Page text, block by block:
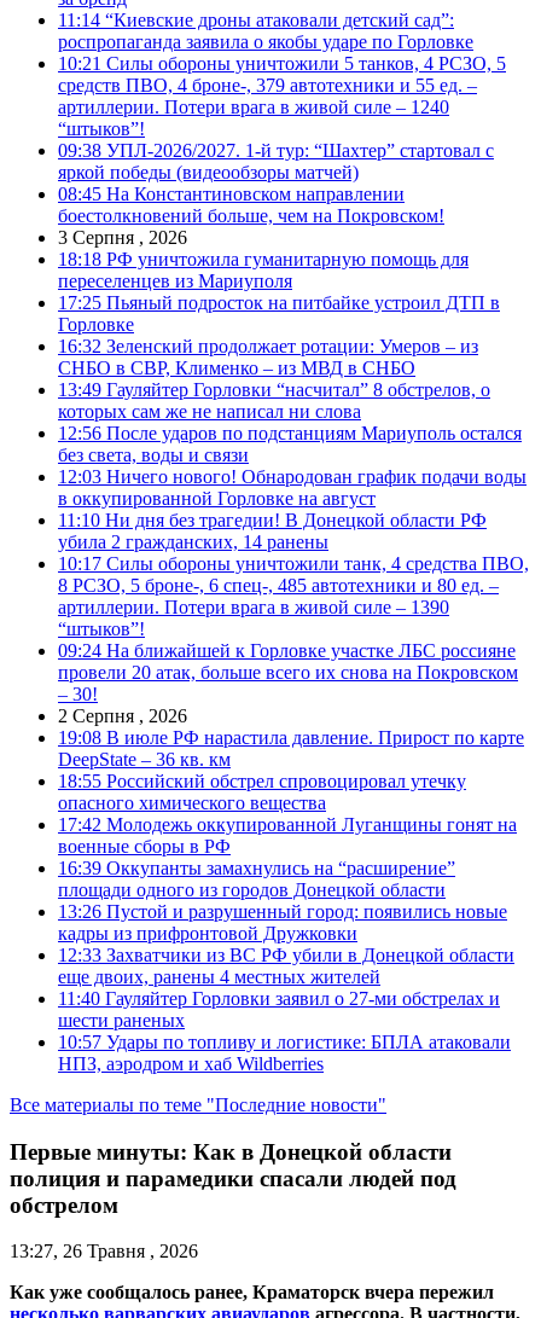
11:14 “Киевские дроны атаковали детский сад”:
роспропаганда заявила о якобы ударе по Горловке
10:21 Силы обороны уничтожили 5 танков, 4 РСЗО, 5
средств ПВО, 4 броне-, 379 автотехники и 55 ед. –
артиллерии. Потери врага в живой силе – 1240
“штыков”!
09:38 УПЛ-2026/2027. 1-й тур: “Шахтер” стартовал с
яркой победы (видеообзоры матчей)
08:45 На Константиновском направлении
боестолкновений больше, чем на Покровском!
3 Серпня , 2026
18:18 РФ уничтожила гуманитарную помощь для
переселенцев из Мариуполя
17:25 Пьяный подросток на питбайке устроил ДТП в
Горловке
16:32 Зеленский продолжает ротации: Умеров – из
СНБО в СВР, Клименко – из МВД в СНБО
13:49 Гауляйтер Горловки “насчитал” 8 обстрелов, о
которых сам же не написал ни слова
12:56 После ударов по подстанциям Мариуполь остался
без света, воды и связи
12:03 Ничего нового! Обнародован график подачи воды
в оккупированной Горловке на август
11:10 Ни дня без трагедии! В Донецкой области РФ
убила 2 гражданских, 14 ранены
10:17 Силы обороны уничтожили танк, 4 средства ПВО,
8 РСЗО, 5 броне-, 6 спец-, 485 автотехники и 80 ед. –
артиллерии. Потери врага в живой силе – 1390
“штыков”!
09:24 На ближайшей к Горловке участке ЛБС россияне
провели 20 атак, больше всего их снова на Покровском
– 30!
2 Серпня , 2026
19:08 В июле РФ нарастила давление. Прирост по карте
DeepState – 36 кв. км
18:55 Российский обстрел спровоцировал утечку
опасного химического вещества
17:42 Молодежь оккупированной Луганщины гонят на
военные сборы в РФ
16:39 Оккупанты замахнулись на “расширение”
площади одного из городов Донецкой области
13:26 Пустой и разрушенный город: появились новые
кадры из прифронтовой Дружковки
12:33 Захватчики из ВС РФ убили в Донецкой области
еще двоих, ранены 4 местных жителей
11:40 Гауляйтер Горловки заявил о 27-ми обстрелах и
шести раненых
10:57 Удары по топливу и логистике: БПЛА атаковали
НПЗ, аэродром и хаб Wildberries
Все материалы по теме "Последние новости"
Первые минуты: Как в Донецкой области
полиция и парамедики спасали людей под
обстрелом
13:27, 26 Травня , 2026
Как уже сообщалось ранее, Краматорск вчера пережил